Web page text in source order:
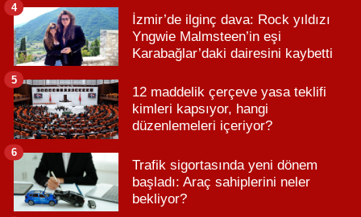
İzmir’de ilginç dava: Rock yıldızı
Yngwie Malmsteen’in eşi
Karabağlar’daki dairesini kaybetti
4
12 maddelik çerçeve yasa teklifi
kimleri kapsıyor, hangi
düzenlemeleri içeriyor?
5
Trafik sigortasında yeni dönem
başladı: Araç sahiplerini neler
bekliyor?
6